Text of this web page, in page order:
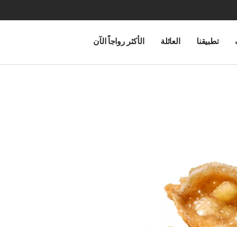
تطبيقنا العائلة الأكثر رواجاً الآن